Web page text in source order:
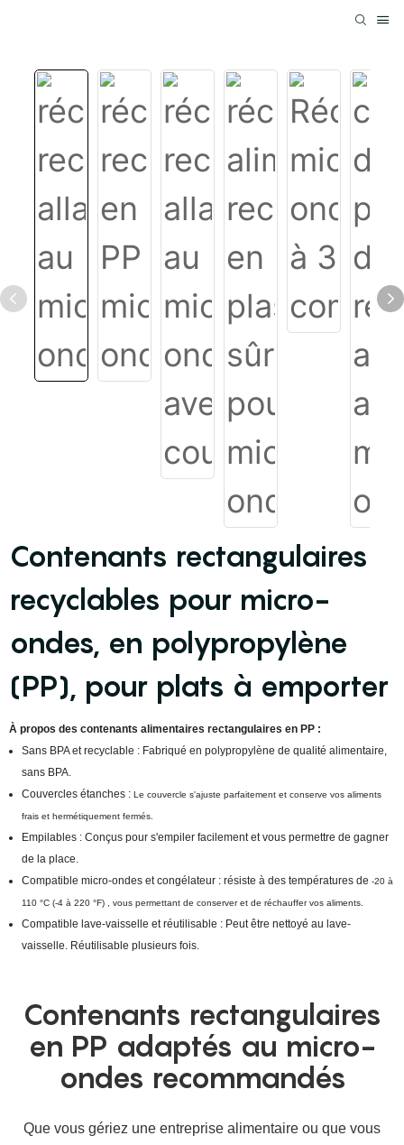
Contenants rectangulaires
recyclables pour micro-
ondes, en polypropylène
(PP), pour plats à emporter
À propos des contenants alimentaires rectangulaires en PP :
Sans BPA et recyclable : Fabriqué en polypropylène de qualité alimentaire,
sans BPA.
Couvercles étanches :Le couvercle s'ajuste parfaitement et conserve vos aliments
frais et hermétiquement fermés.
Empilables : Conçus pour s'empiler facilement et vous permettre de gagner
de la place.
Compatible micro-ondes et congélateur : résiste à des températures de-20 à
110 °C (-4 à 220 °F) , vous permettant de conserver et de réchauffer vos aliments.
Compatible lave-vaisselle et réutilisable : Peut être nettoyé au lave-
vaisselle. Réutilisable plusieurs fois.
Contenants rectangulaires
en PP adaptés au micro-
ondes recommandés
Que vous gériez une entreprise alimentaire ou que vous